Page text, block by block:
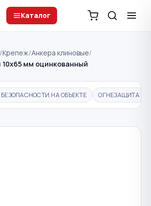
Каталог
/Крепеж/Анкера клиновые/
10х65 мм оцинкованный
НА ОБЪЕКТЕ ОГНЕЗАЩИТА